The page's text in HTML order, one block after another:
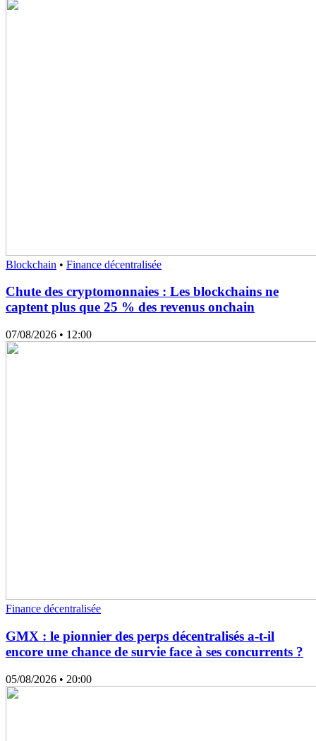
Blockchain • Finance décentralisée
Chute des cryptomonnaies : Les blockchains ne
captent plus que 25 % des revenus onchain
07/08/2026 • 12:00
Finance décentralisée
GMX : le pionnier des perps décentralisés a-t-il
encore une chance de survie face à ses concurrents ?
05/08/2026 • 20:00